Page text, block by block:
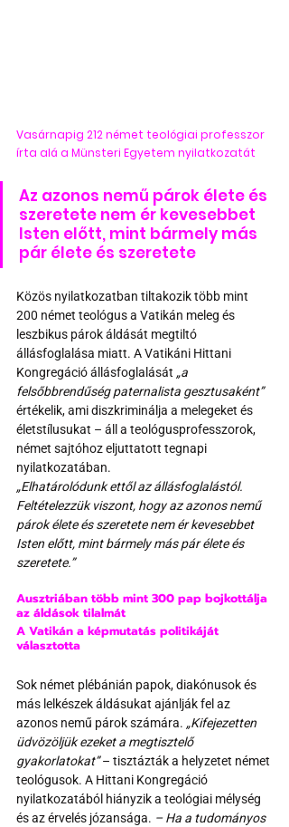
Vasárnapig 212 német teológiai professzor
írta alá a Münsteri Egyetem nyilatkozatát
Az azonos nemű párok élete és
szeretete nem ér kevesebbet
Isten előtt, mint bármely más
pár élete és szeretete
Közös nyilatkozatban tiltakozik több mint
200 német teológus a Vatikán meleg és
leszbikus párok áldását megtiltó
állásfoglalása miatt. A Vatikáni Hittani
Kongregáció állásfoglalását „a
felsőbbrendűség paternalista gesztusaként”
értékelik, ami diszkriminálja a melegeket és
életstílusukat – áll a teológusprofesszorok,
német sajtóhoz eljuttatott tegnapi
nyilatkozatában.
„Elhatárolódunk ettől az állásfoglalástól.
Feltételezzük viszont, hogy az azonos nemű
párok élete és szeretete nem ér kevesebbet
Isten előtt, mint bármely más pár élete és
szeretete.”
Ausztriában több mint 300 pap bojkottálja
az áldások tilalmát
A Vatikán a képmutatás politikáját
választotta
Sok német plébánián papok, diakónusok és
más lelkészek áldásukat ajánlják fel az
azonos nemű párok számára. „Kifejezetten
üdvözöljük ezeket a megtisztelő
gyakorlatokat” – tisztázták a helyzetet német
teológusok. A Hittani Kongregáció
nyilatkozatából hiányzik a teológiai mélység
és az érvelés józansága. – Ha a tudományos